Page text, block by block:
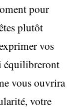
pour
plutôt
vos
équilibreront
vous ouvrira
votre